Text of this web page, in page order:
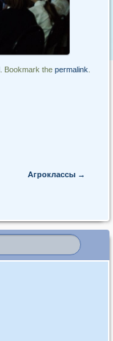
. Bookmark thepermalink.
Агроклассы →